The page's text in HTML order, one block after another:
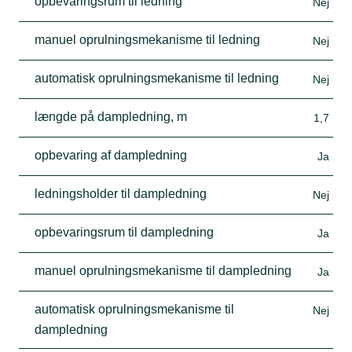
manuel oprulningsmekanisme til ledning Nej
automatisk oprulningsmekanisme til ledning Nej
længde på dampledning, m 1,7
opbevaring af dampledning Ja
ledningsholder til dampledning Nej
opbevaringsrum til dampledning Ja
manuel oprulningsmekanisme til dampledning Ja
automatisk oprulningsmekanisme til
dampledning
Nej